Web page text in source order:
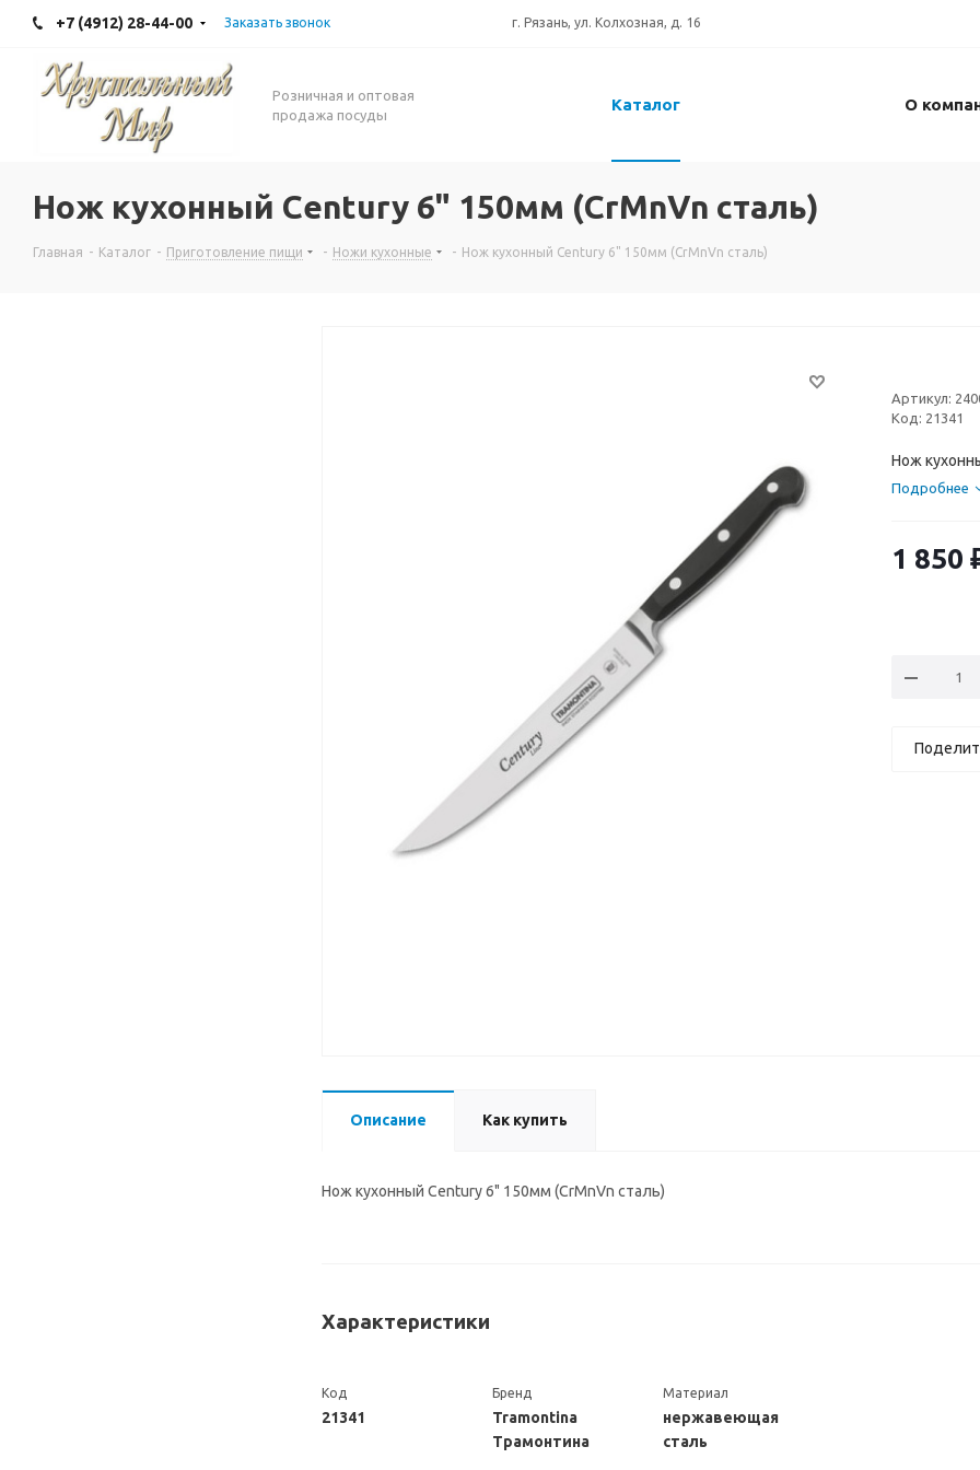
+7 (4912) 28-44-00 Заказать звонок г. Рязань, ул. Колхозная, д. 16
Розничная и оптовая
продажа посуды
Каталог О
Нож кухонный Century 6" 150мм (CrMnVn сталь)
Главная - Каталог - Приготовление пищи - Ножи кухонные - Нож кухонный Century 6" 150мм (CrMnVn сталь)
Артикул:
Код: 21341
Нож
Подробнее
1 850
Описание Как купить
Нож кухонный Century 6" 150мм (CrMnVn сталь)
Характеристики
Код
21341
Бренд
Tramontina
Трамонтина
Материал
нержавеющая
сталь